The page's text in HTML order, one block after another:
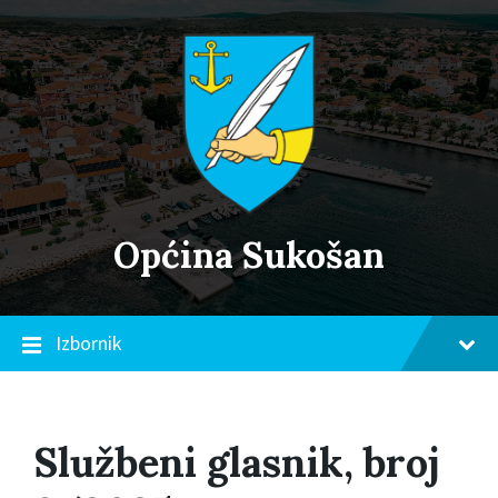
Skip
to
content
Skip
to
main
navigation
Skip
to
footer
Općina Sukošan
Izbornik
Službeni glasnik, broj